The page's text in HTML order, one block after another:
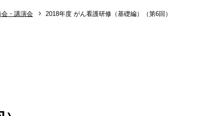
会・講演会 2018年度 がん看護研修（基礎編）（第6回）